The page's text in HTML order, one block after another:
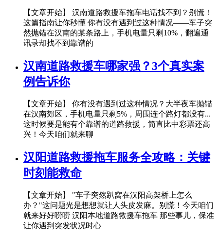
【文章开始】 汉南道路救援车拖车电话找不到？别慌！
这篇指南让你秒懂 你有没有遇到过这种情况——车子突
然抛锚在汉南的某条路上，手机电量只剩10%，翻遍通
讯录却找不到靠谱的
汉南道路救援车哪家强？3个真实案
例告诉你
【文章开始】 你有没有遇到过这种情况？大半夜车抛锚
在汉南郊区，手机电量只剩5%，周围连个路灯都没有...
这时候要是能有个靠谱的道路救援，简直比中彩票还高
兴！今天咱们就来聊
汉阳道路救援拖车服务全攻略：关键
时刻能救命
【文章开始】 "车子突然趴窝在汉阳高架桥上怎么
办？"这问题光是想想就让人头皮发麻。别慌！今天咱们
就来好好唠唠 汉阳本地道路救援车拖车 那些事儿，保准
让你遇到突发状况时心